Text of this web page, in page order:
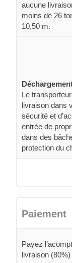
aucune
moins de 26
10,50 m.
Le
livraison dans
sécurité et
entrée de
dans des
protection du
Paiement
Payez
livraison (80%)